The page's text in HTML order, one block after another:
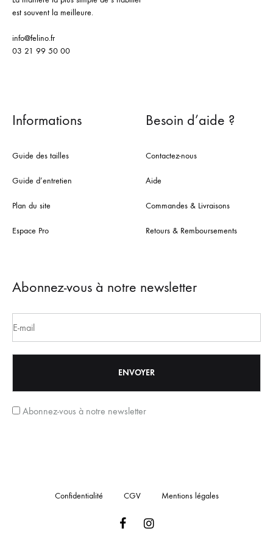
est souvent la meilleure.
info@felino.fr
03 21 99 50 00
Informations
Guide des tailles
Guide d’entretien
Plan du site
Espace Pro
Besoin d’aide ?
Contactez-nous
Aide
Commandes & Livraisons
Retours & Remboursements
Abonnez-vous à notre newsletter
Abonnez-vous à notre newsletter
Confidentialité CGV Mentions légales
FacebookInstagram